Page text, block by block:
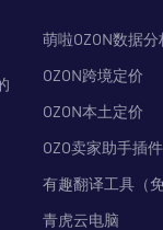
萌啦OZON数据分
OZON跨境定价
OZON本土定价
OZO卖家助手插件
有趣翻译工具（
青虎云电脑